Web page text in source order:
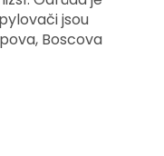
jsou
Boscova